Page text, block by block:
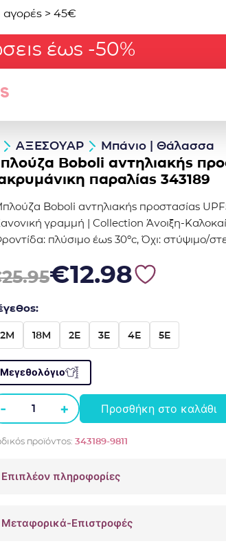
> 45€
έως -50%
ΑΞΕΣΟΥΑΡ Μπάνιο | Θάλασσα
Boboli αντηλιακής
παραλίας 343189
Boboli αντηλιακής προστασίας
γραμμή | Collection Άνοιξη-
πλύσιμο έως 30ºc, Όχι: στύψιμο/
25.95
price was: €25.95.
€12.98
τρέχουσα τιμή είναι: €12.98.
18M 2E 3E 4E 5E
Μεγεθολόγιο
- + Προσθήκη στο καλάθι
προϊόντος: 343189-9811
Επιπλέον πληροφορίες
Μεταφορικά-Επιστροφές